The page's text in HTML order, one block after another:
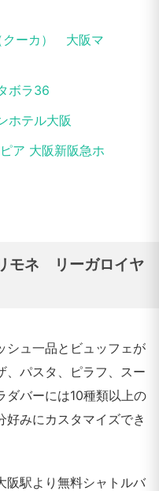
クーカ） 大阪マ
ボラ36
ホテル大阪
ア 大阪新阪急ホ
モネ リーガロイヤ
シュ一品とビュッフェが
、パスタ、ピラフ、スー
ダバーには10種類以上の
好みにカスタマイズでき
阪駅より無料シャトルバ